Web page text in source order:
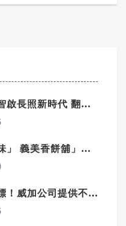
「慈濟五夠力」智啟長照新時代 翻轉銀髮共創再青春
「鹹甜引路臺南味」 義美香餅舖」聚人氣
苦茶油苯駢芘超標！威加公司提供不實資料 重罰300萬元